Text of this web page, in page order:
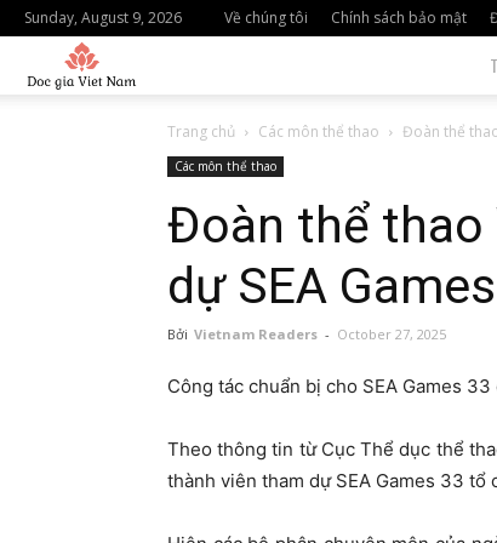
Sunday, August 9, 2026 Về chúng tôi Chính sách bảo mật
Trang chủ Các môn thể thao Đoàn thể
Các môn thể thao
Đoàn thể thao
dự SEA
Bởi Vietnam Readers - October 27, 2025
Công tác chuẩn bị cho SEA Games
Theo thông tin từ Cục Thể dục thể
thành viên tham dự SEA Games 33 tổ